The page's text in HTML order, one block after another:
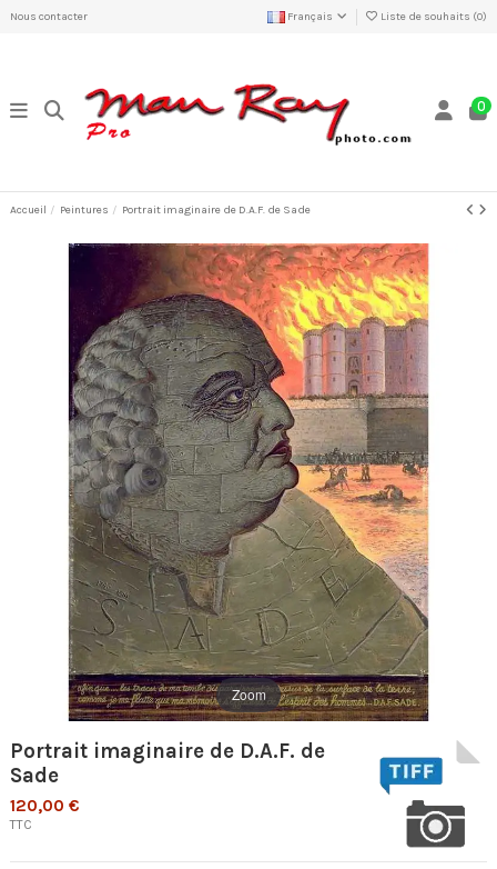
Nous contacter Français Liste de souhaits (0)
0
Accueil Peintures Portrait imaginaire de D.A.F. de Sade
Zoom
Portrait imaginaire de D.A.F. de
Sade
120,00 €
TTC